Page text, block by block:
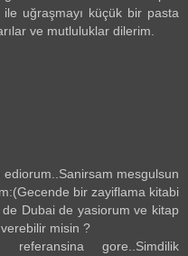
uğraşmayı küçük bir pasta
ve mutluluklar dilerim.
mesgulsun
bir zayiflama kitabi
Dubai de yasiorum ve kitap
misin ?
gore..Simdilik